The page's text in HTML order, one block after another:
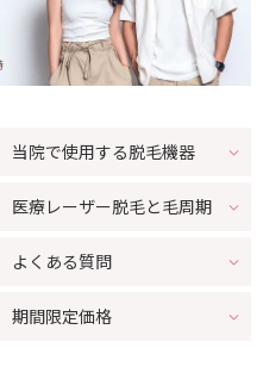
当院で使用する脱毛機器
医療レーザー脱毛と毛周期
よくある質問
期間限定価格